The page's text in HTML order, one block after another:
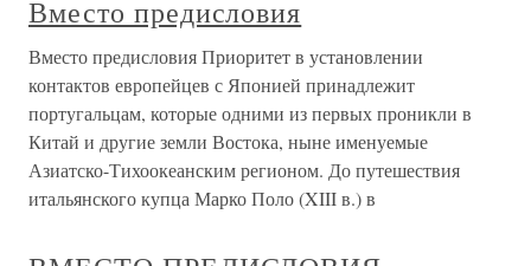
Вместо предисловия
Вместо предисловия Приоритет в установлении
контактов европейцев с Японией принадлежит
португальцам, которые одними из первых проникли в
Китай и другие земли Востока, ныне именуемые
Азиатско-Тихоокеанским регионом. До путешествия
итальянского купца Марко Поло (XIII в.) в